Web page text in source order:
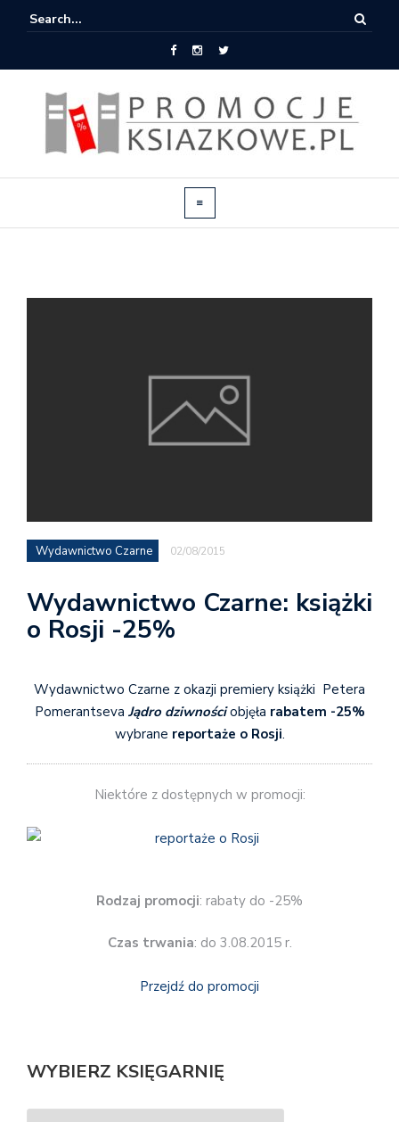
Wydawnictwo Czarne 02/08/2015
Wydawnictwo Czarne: książki
o Rosji -25%
Wydawnictwo Czarne z okazji premiery książki Petera
Pomerantseva Jądro dziwnościobjęła rabatem -25%
wybrane reportaże o Rosji.
Niektóre z dostępnych w promocji:
Rodzaj promocji: rabaty do -25%
Czas trwania: do 3.08.2015 r.
Przejdź do promocji
WYBIERZ KSIĘGARNIĘ